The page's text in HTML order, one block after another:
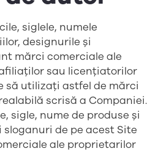
siglele, numele
designurile și
mărci comerciale ale
sau licențiatorilor
să utilizați astfel de mărci
scrisă a Companiei.
sigle, nume de produse și
de pe acest Site
ale proprietarilor